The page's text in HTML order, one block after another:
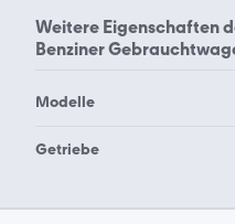
Weitere Eigenschaften
Benziner
Modelle
Chevrolet 2500
Chevrolet Aveo
Getriebe